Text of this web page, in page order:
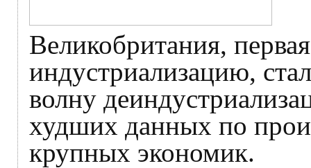
Великобритания,
индустриализацию,
волну
худших данных по
крупных экономик.